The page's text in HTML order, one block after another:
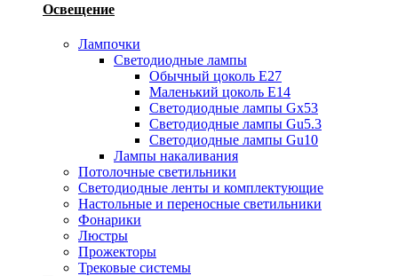
Освещение
Лампочки
Светодиодные лампы
Обычный цоколь Е27
Маленький цоколь Е14
Светодиодные лампы Gx53
Светодиодные лампы Gu5.3
Светодиодные лампы Gu10
Лампы накаливания
Потолочные светильники
Светодиодные ленты и комплектующие
Настольные и переносные светильники
Фонарики
Люстры
Прожекторы
Трековые системы